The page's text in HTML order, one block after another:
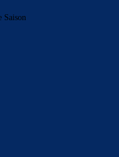
fetzen könnten. Aber nein,